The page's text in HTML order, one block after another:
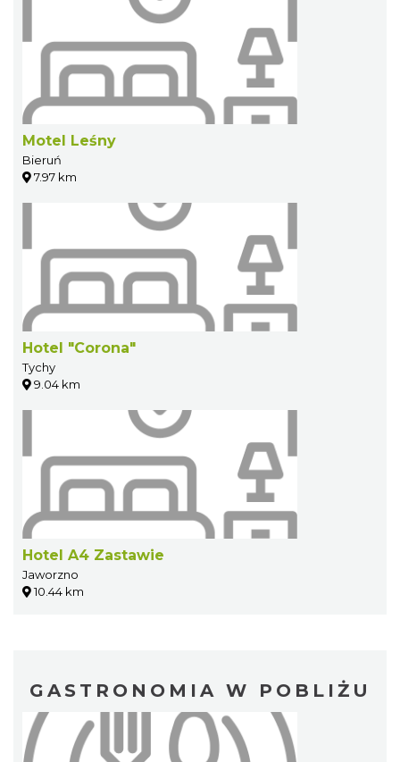
Motel Leśny
Bieruń
7.97 km
Hotel "Corona"
Tychy
9.04 km
Hotel A4 Zastawie
Jaworzno
10.44 km
GASTRONOMIA W POBLIŻU